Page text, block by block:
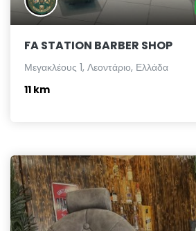
FA STATION BARBER SHOP
Μεγακλέους 1, Λεοντάριο, Ελλάδα
11 km